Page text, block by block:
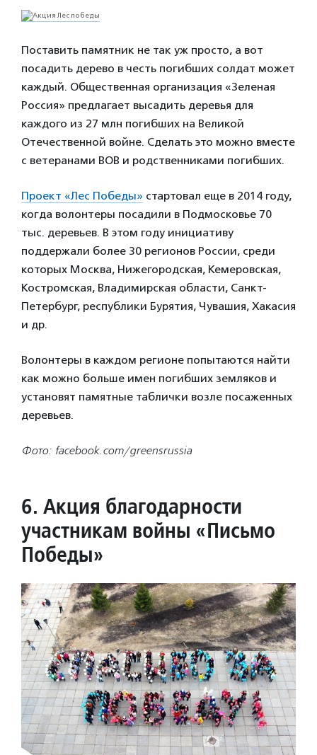
Поставить памятник не так уж просто, а вот
посадить дерево в честь погибших солдат может
каждый. Общественная организация «Зеленая
Россия» предлагает высадить деревья для
каждого из 27 млн погибших на Великой
Отечественной войне. Сделать это можно вместе
с ветеранами ВОВ и родственниками погибших.
Проект «Лес Победы» стартовал еще в 2014 году,
когда волонтеры посадили в Подмосковье 70
тыс. деревьев. В этом году инициативу
поддержали более 30 регионов России, среди
которых Москва, Нижегородская, Кемеровская,
Костромская, Владимирская области, Санкт-
Петербург, республики Бурятия, Чувашия, Хакасия
и др.
Волонтеры в каждом регионе попытаются найти
как можно больше имен погибших земляков и
установят памятные таблички возле посаженных
деревьев.
Фото: facebook.com/greensrussia
6. Акция благодарности
участникам войны «Письмо
Победы»